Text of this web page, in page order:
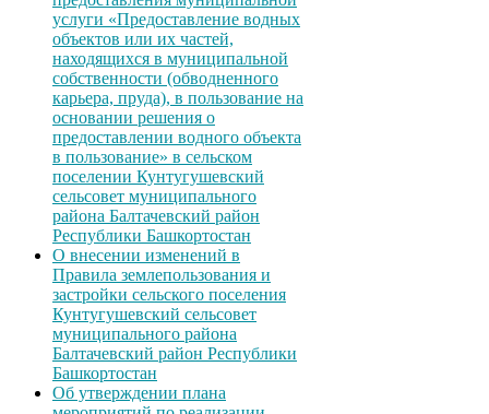
услуги «Предоставление водных
объектов или их частей,
находящихся в муниципальной
собственности (обводненного
карьера, пруда), в пользование на
основании решения о
предоставлении водного объекта
в пользование» в сельском
поселении Кунтугушевский
сельсовет муниципального
района Балтачевский район
Республики Башкортостан
О внесении изменений в
Правила землепользования и
застройки сельского поселения
Кунтугушевский сельсовет
муниципального района
Балтачевский район Республики
Башкортостан
Об утверждении плана